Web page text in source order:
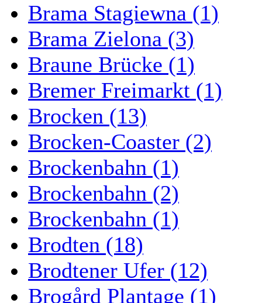
Brama Stagiewna (1)
Brama Zielona (3)
Braune Brücke (1)
Bremer Freimarkt (1)
Brocken (13)
Brocken-Coaster (2)
Brockenbahn (1)
Brockenbahn (2)
Brockenbahn (1)
Brodten (18)
Brodtener Ufer (12)
Brogård Plantage (1)